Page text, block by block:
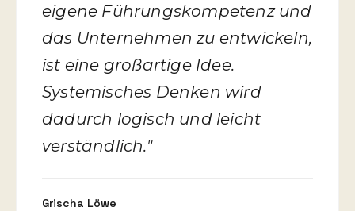
eigene Führungskompetenz und
das Unternehmen zu entwickeln,
ist eine großartige Idee.
Systemisches Denken wird
dadurch logisch und leicht
verständlich."
Grischa Löwe